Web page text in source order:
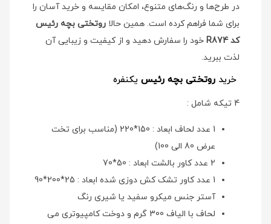
در طرح‌ها و رنگ‌های متنوع، امکان مقایسه و خرید آسان را
برای شما فراهم کرده است. همین حالا روتختی بچه رئیس
کد R874
خود را سفارش دهید و از کیفیت و زیبایی آن
لذت ببرید.
خرید روتختی بچه رئیس یکنفره
4 تیکه شامل :
1 عدد لحاف ابعاد : 150*220 (مناسب برای تخت
عرض 80 الی 100)
2 عدد کاور بالشت ابعاد : 50*70
1 عدد کاور تشک کش دوزی شده ابعاد : 25*200*90
آستر جنس میکرو سفید یا شیری رنگ
لحاف با الیاف 300 گرم و دوخت کامپیوتری می